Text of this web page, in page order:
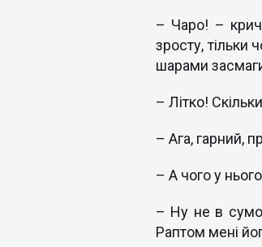
– Чаро! –
зросту, тільки
шарами
– Літко!
– Ага, гарний,
– А чого у
– Ну не в
Раптом мені